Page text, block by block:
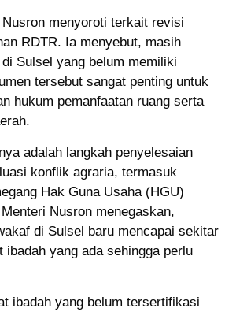
menyoroti terkait revisi
RDTR. Ia menyebut, masih
Sulsel yang belum memiliki
tersebut sangat penting untuk
hukum pemanfaatan ruang serta
adalah langkah penyelesaian
konflik agraria, termasuk
Hak Guna Usaha (HGU)
Nusron menegaskan,
di Sulsel baru mencapai sekitar
ibadah yang ada sehingga perlu
ibadah yang belum tersertifikasi